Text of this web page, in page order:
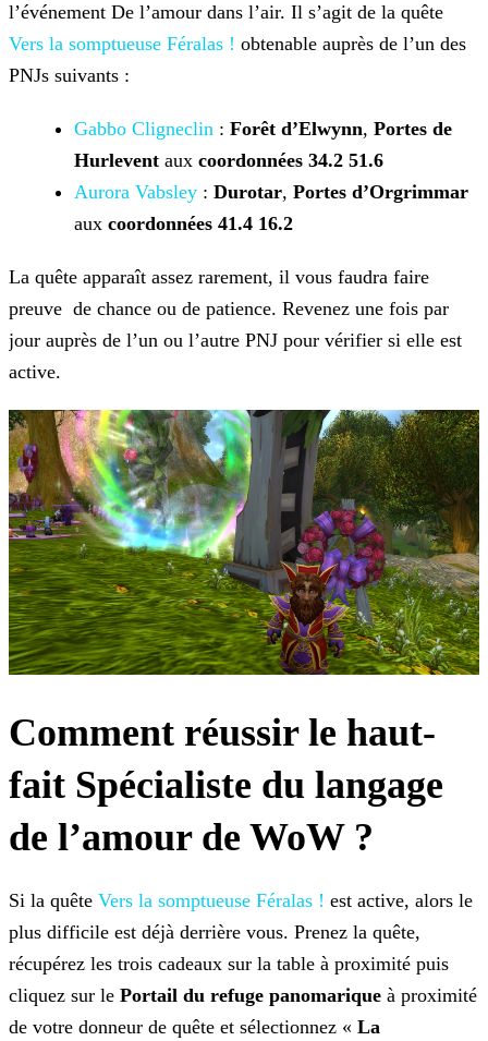
l’événement De l’amour dans l’air. Il s’agit de la quête
Vers la somptueuse Féralas ! obtenable auprès de l’un des
PNJs suivants :
Gabbo Cligneclin : Forêt d’Elwynn, Portes de
Hurlevent aux coordonnées 34.2 51.6
Aurora Vabsley : Durotar, Portes d’Orgrimmar
aux coordonnées 41.4 16.2
La quête apparaît assez rarement, il vous faudra faire
preuve de chance ou de patience. Revenez une fois par
jour auprès de l’un ou l’autre PNJ pour vérifier si elle est
active.
Comment réussir le haut-
fait Spécialiste du langage
de l’amour de WoW ?
Si la quête Vers la somptueuse Féralas ! est active, alors le
plus difficile est déjà derrière vous. Prenez la quête,
récupérez les trois cadeaux sur la table à proximité puis
cliquez sur le Portail du refuge panomarique à proximité
de votre donneur de quête et sélectionnez « La